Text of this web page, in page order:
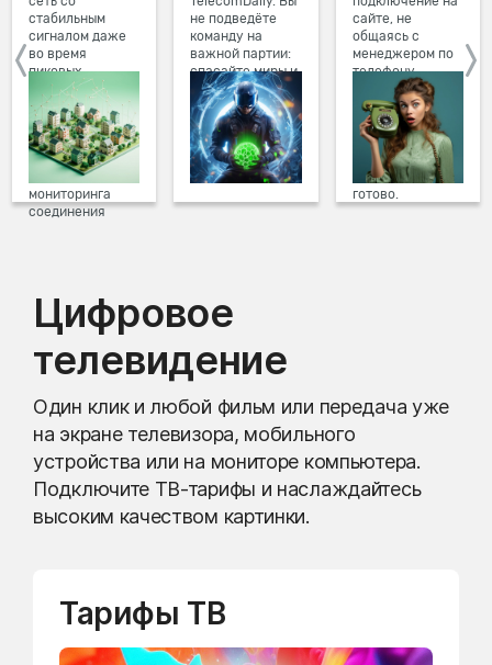
стабильным
сигналом даже
во время
пиковых
нагрузок в
вечернее время.
Мы постоянно
обновляем наше
оборудование в
домах, а система
мониторинга
соединения
не подведёте
команду на
важной партии:
спасайте миры и
побеждайте с
друзьями в
онлайн-играх.
сайте, не
общаясь с
менеджером по
телефону.
Просто в три
клика заполните
форму заявки на
сайте, выберите
дату и время
подключения,
готово.
Цифровое
телевидение
Один клик и любой фильм или передача уже
на экране телевизора, мобильного
устройства или на мониторе компьютера.
Подключите ТВ-тарифы и наслаждайтесь
высоким качеством картинки.
Тарифы ТВ